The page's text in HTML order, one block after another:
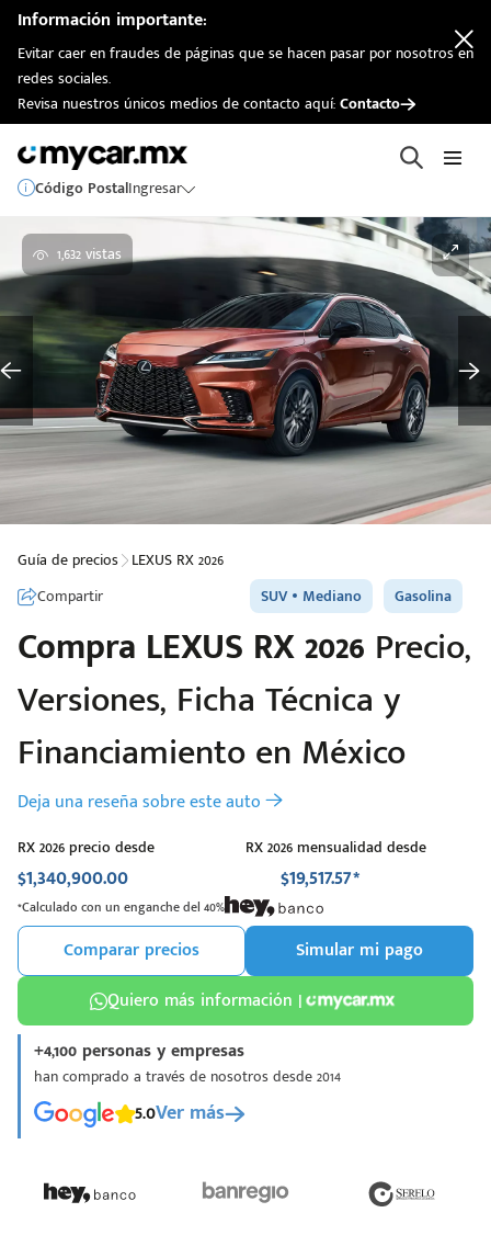
Información importante:
Evitar caer en fraudes de páginas que se hacen pasar por nosotros en
redes sociales.
Revisa nuestros únicos medios de contacto aquí:Contacto
Código PostalIngresar
1,632 vistas
Guía de precios LEXUS RX 2026
Compartir
SUV Mediano Gasolina
Compra LEXUS RX 2026 Precio,
Versiones, Ficha Técnica y
Financiamiento en México
Deja una reseña sobre este auto
RX 2026 precio desde
$1,340,900.00
RX 2026 mensualidad desde
$19,517.57*
*Calculado con un enganche del 40%
Comparar precios
Simular mi pago
Quiero más información |
+4,100 personas y empresas
han comprado a través de nosotros desde 2014
5.0Ver más
¡Espera!
enviar tu cotización
conozcas nuestro